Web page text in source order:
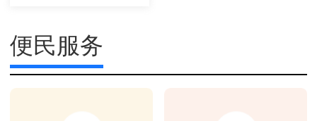
便民服务